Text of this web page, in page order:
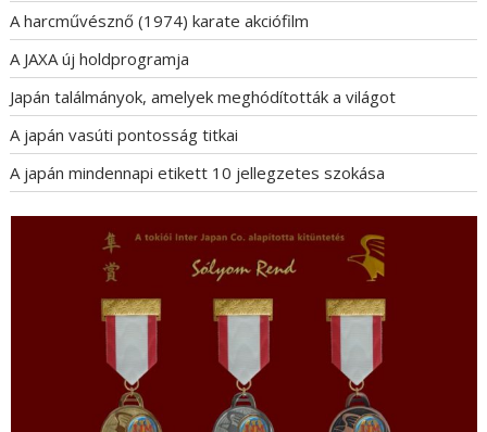
A harcművésznő (1974) karate akciófilm
A JAXA új holdprogramja
Japán találmányok, amelyek meghódították a világot
A japán vasúti pontosság titkai
A japán mindennapi etikett 10 jellegzetes szokása